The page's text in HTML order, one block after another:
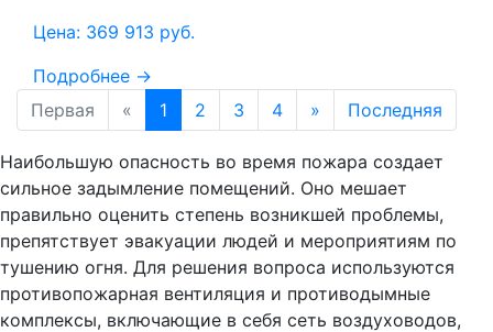
Цена: 369 913 руб.
Подробнее →
Первая
« 1 2 3 4 » Последняя
Наибольшую опасность во время пожара создает
сильное задымление помещений. Оно мешает
правильно оценить степень возникшей проблемы,
препятствует эвакуации людей и мероприятиям по
тушению огня. Для решения вопроса используются
противопожарная вентиляция и противодымные
комплексы, включающие в себя сеть воздуховодов,